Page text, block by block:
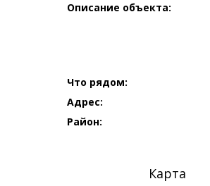
Описание объекта:
Что рядом:
Адрес:
Район:
Карта